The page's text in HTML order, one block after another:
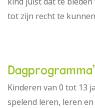
tot zijn recht te
Kinderen van 0 tot 13
spelend leren, leren